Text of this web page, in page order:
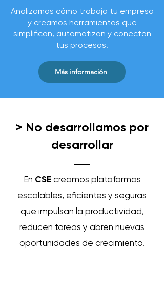
Analizamos cómo trabaja tu empresa
y creamos herramientas que
simplifican, automatizan y conectan
tus procesos.
Más información
> No desarrollamos por
desarrollar
En CSEcreamos plataformas
escalables, eficientes y seguras
que impulsan la productividad,
reducen tareas y abren nuevas
oportunidades de crecimiento.